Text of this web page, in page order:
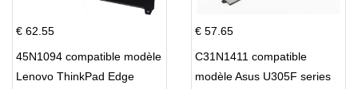
€ 62.55
45N1094 compatible modèle
Lenovo ThinkPad Edge
€ 57.65
C31N1411 compatible
modèle Asus U305F series